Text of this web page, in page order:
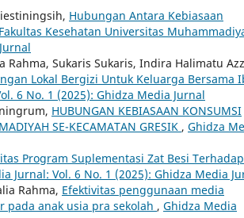
Hubungan Antara Kebiasaan
Kesehatan Universitas
Sukaris Sukaris, Indira Halimatu
Lokal Bergizi Untuk Keluarga Bersama
6 No. 1 (2025): Ghidza Media Jurnal
HUBUNGAN KEBIASAAN KONSUMSI
SE-KECAMATAN GRESIK , Ghidza
Program Suplementasi Zat Besi Terhadap
Jurnal: Vol. 6 No. 1 (2025): Ghidza Media
Rahma, Efektivitas penggunaan media
anak usia pra sekolah , Ghidza Media